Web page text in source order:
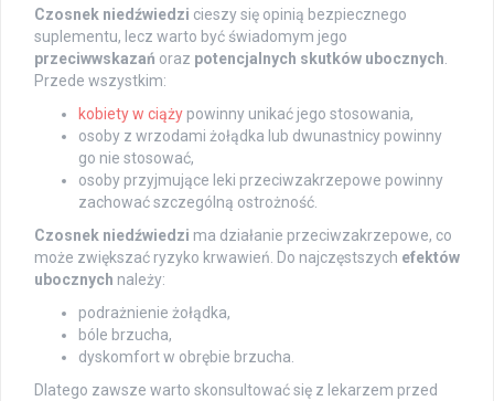
Czosnek niedźwiedzi cieszy się opinią bezpiecznego
suplementu, lecz warto być świadomym jego
przeciwwskazań oraz potencjalnych skutków ubocznych
Przede wszystkim:
kobiety w ciąży powinny unikać jego stosowania,
osoby z wrzodami żołądka lub dwunastnicy powinny
go nie stosować,
osoby przyjmujące leki przeciwzakrzepowe powinny
zachować szczególną ostrożność.
Czosnek niedźwiedzi ma działanie przeciwzakrzepowe, co
może zwiększać ryzyko krwawień. Do najczęstszych efektów
ubocznych należy:
podrażnienie żołądka,
bóle brzucha,
dyskomfort w obrębie brzucha.
Dlatego zawsze warto skonsultować się z lekarzem przed